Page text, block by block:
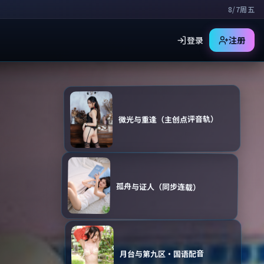
8/7周五
登录 注册
微光与重逢（主创点评音轨）
孤舟与证人（同步连载）
月台与第九区·国语配音